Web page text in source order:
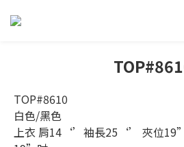
TOP#8610
白色/黑色
上衣 肩14‘’袖長25‘’ 夾位